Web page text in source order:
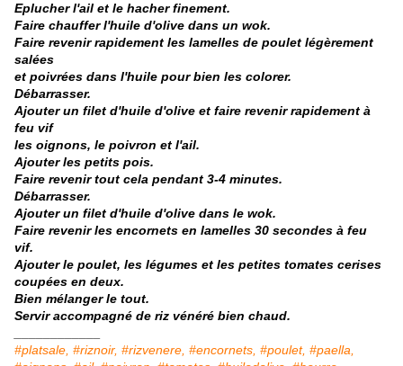
Eplucher l'ail et le hacher finement.
Faire chauffer l'huile d'olive dans un wok.
Faire revenir rapidement les lamelles de poulet légèrement
salées
et poivrées dans l'huile pour bien les colorer.
Débarrasser.
Ajouter un filet d'huile d'olive et faire revenir rapidement à
feu vif
les oignons, le poivron et l'ail.
Ajouter les petits pois.
Faire revenir tout cela pendant 3-4 minutes.
Débarrasser.
Ajouter un filet d'huile d'olive dans le wok.
Faire revenir les encornets en lamelles 30 secondes à feu
vif.
Ajouter le poulet, les légumes et les petites tomates cerises
coupées en deux.
Bien mélanger le tout.
Servir accompagné de riz vénéré bien chaud.
#platsale, #riznoir, #rizvenere, #encornets, #poulet, #paella,